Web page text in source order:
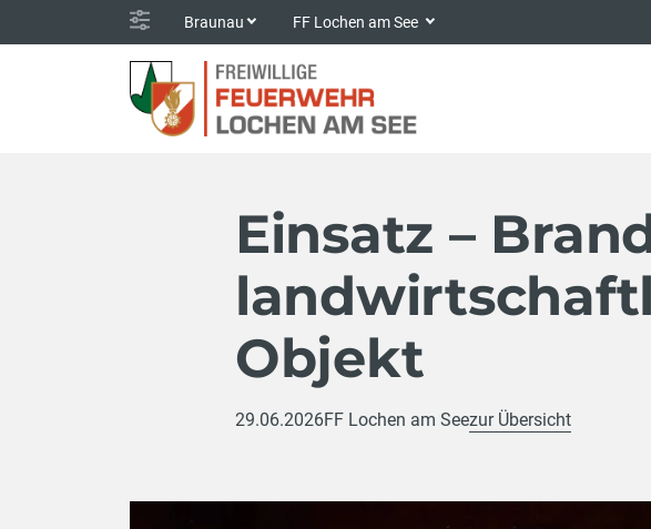
Braunau FF Lochen am See
Einsatz –
Objekt
29.06.2026FF Lochen am Seezur Übersicht